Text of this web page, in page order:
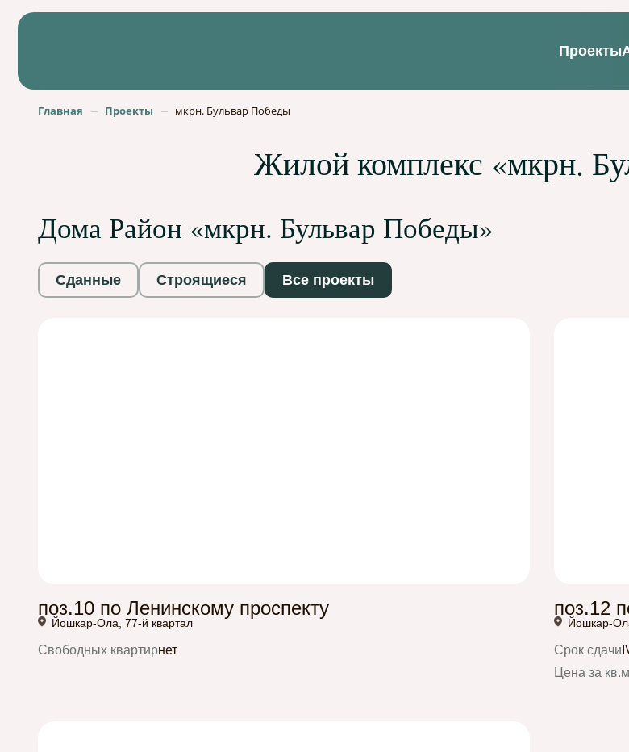
Проекты
Главная Проекты мкрн. Бульвар Победы
Жилой комплекс «мкрн.
Дома Район «мкрн. Бульвар Победы»
Сданные Строящиеся Все проекты
поз.10 по Ленинскому проспекту
Йошкар-Ола, 77-й квартал
Свободных квартирнет
поз.12
Йошкар-
Срок сдачи
Цена за